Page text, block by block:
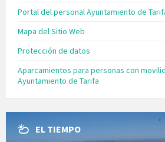
Portal del personal Ayuntamiento de
Mapa del Sitio Web
Protección de datos
Aparcamientos para personas con
Ayuntamiento de Tarifa
EL TIEMPO